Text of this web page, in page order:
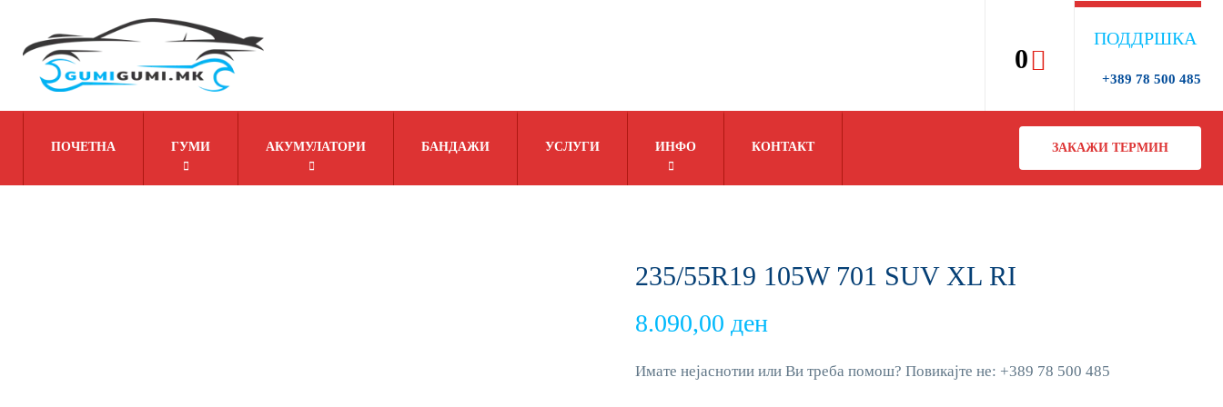
0
ПОДДРШКА
+389 78 500 485
ЗАКАЖИ ТЕРМИН
ПОЧЕТНА ГУМИ АКУМУЛАТОРИ БАНДАЖИ УСЛУГИ ИНФО КОНТАКТ
235/55R19 105W 701 SUV XL RI
8.090,00 ден
Имате нејаснотии или Ви треба помош? Повикајте не: +389 78 500 485